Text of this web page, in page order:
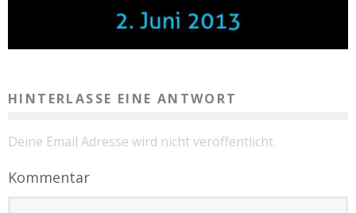
HINTERLASSE EINE ANTWORT
Deine Email Adresse wird nicht veröffentlicht.
Kommentar